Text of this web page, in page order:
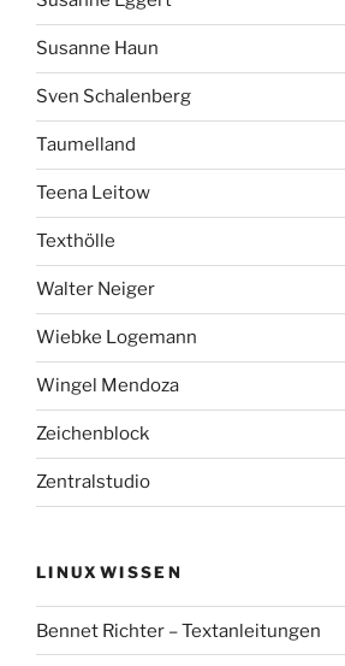
Susanne Haun
Sven Schalenberg
Taumelland
Teena Leitow
Texthölle
Walter Neiger
Wiebke Logemann
Wingel Mendoza
Zeichenblock
Zentralstudio
LINUXWISSEN
Bennet Richter – Textanleitungen